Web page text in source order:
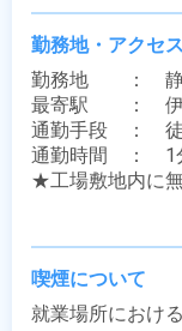
勤務地・アクセ
勤務地　　：　
最寄駅　　：　
通勤手段　：　
通勤時間　：　1
★工場敷地内に
喫煙について
就業場所におけ